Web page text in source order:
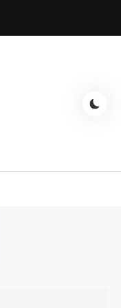
podcast, chismes y